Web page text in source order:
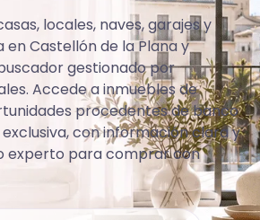
locales, naves, garajes y
Castellón de la Plana y
gestionado por
Accede a inmuebles de
procedentes de banco
con información clara y
experto para comprar con